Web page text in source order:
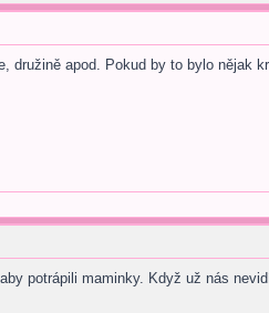
apod. Pokud by to bylo nějak
potrápili maminky. Když už nás